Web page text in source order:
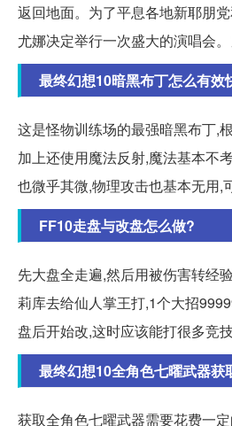
返回地面。为了平息各地新耶朋
尤娜决定举行一次盛大的演唱会。
最终幻想10暗黑布丁怎么有效
这是怪物训练场的最强暗黑布丁,
加上还使用魔法反射,魔法基本不
也微乎其微,物理攻击也基本无用,
FF10走盘与改盘怎么做?
先大盘全走遍,然后用被伤害转经
莉库去给仙人掌王打,1个大招
盘后开始改,这时应该能打很多竞
最终幻想10全角色七曜武器获
获取全角色七曜武器需要花费一